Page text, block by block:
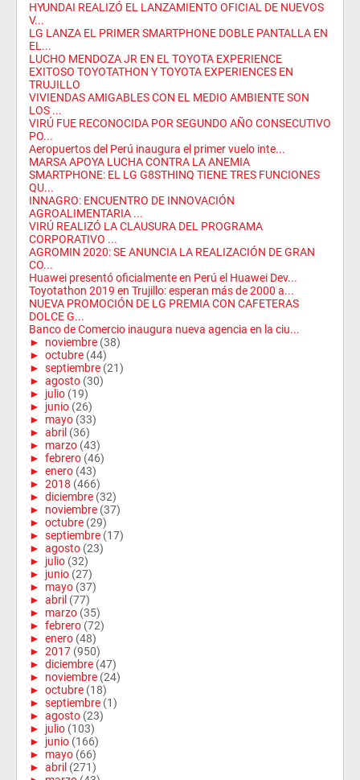
HYUNDAI REALIZÓ EL LANZAMIENTO OFICIAL DE NUEVOS
V...
LG LANZA EL PRIMER SMARTPHONE DOBLE PANTALLA EN
EL...
LUCHO MENDOZA JR EN EL TOYOTA EXPERIENCE
EXITOSO TOYOTATHON Y TOYOTA EXPERIENCES EN
TRUJILLO
VIVIENDAS AMIGABLES CON EL MEDIO AMBIENTE SON
LOS ...
VIRÚ FUE RECONOCIDA POR SEGUNDO AÑO CONSECUTIVO
PO...
Aeropuertos del Perú inaugura el primer vuelo inte...
MARSA APOYA LUCHA CONTRA LA ANEMIA
SMARTPHONE: EL LG G8STHINQ TIENE TRES FUNCIONES
QU...
INNAGRO: ENCUENTRO DE INNOVACIÓN
AGROALIMENTARIA ...
VIRÚ REALIZÓ LA CLAUSURA DEL PROGRAMA
CORPORATIVO ...
AGROMIN 2020: SE ANUNCIA LA REALIZACIÓN DE GRAN
CO...
Huawei presentó oficialmente en Perú el Huawei Dev...
Toyotathon 2019 en Trujillo: esperan más de 2000 a...
NUEVA PROMOCIÓN DE LG PREMIA CON CAFETERAS
DOLCE G...
Banco de Comercio inaugura nueva agencia en la ciu...
► noviembre (38)
► octubre (44)
► septiembre (21)
► agosto (30)
► julio (19)
► junio (26)
► mayo (33)
► abril (36)
► marzo (43)
► febrero (46)
► enero (43)
► 2018 (466)
► diciembre (32)
► noviembre (37)
► octubre (29)
► septiembre (17)
► agosto (23)
► julio (32)
► junio (27)
► mayo (37)
► abril (77)
► marzo (35)
► febrero (72)
► enero (48)
► 2017 (950)
► diciembre (47)
► noviembre (24)
► octubre (18)
► septiembre (1)
► agosto (23)
► julio (103)
► junio (166)
► mayo (66)
► abril (271)